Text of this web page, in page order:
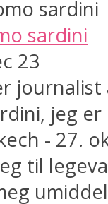
sardini
23
jeg
- 27.
til